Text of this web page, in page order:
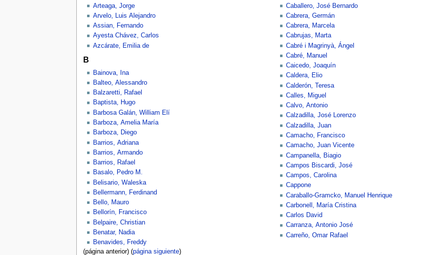
Arteaga, Jorge
Arvelo, Luis Alejandro
Assian, Fernando
Ayesta Chávez, Carlos
Azcárate, Emilia de
B
Bainova, Ina
Balteo, Alessandro
Balzaretti, Rafael
Baptista, Hugo
Barbosa Galán, William Elí
Barboza, Amelia María
Barboza, Diego
Barrios, Adriana
Barrios, Armando
Barrios, Rafael
Basalo, Pedro M.
Belisario, Waleska
Bellermann, Ferdinand
Bello, Mauro
Bellorín, Francisco
Belpaire, Christian
Benatar, Nadia
Benavides, Freddy
Caballero, José Bernardo
Cabrera, Germán
Cabrera, Marcela
Cabrujas, Marta
Cabré i Magrinyà, Ángel
Cabré, Manuel
Caicedo, Joaquín
Caldera, Elio
Calderón, Teresa
Calles, Miguel
Calvo, Antonio
Calzadilla, José Lorenzo
Calzadilla, Juan
Camacho, Francisco
Camacho, Juan Vicente
Campanella, Biagio
Campos Biscardi, José
Campos, Carolina
Cappone
Caraballo-Gramcko, Manuel Henrique
Carbonell, María Cristina
Carlos David
Carranza, Antonio José
Carreño, Omar Rafael
(página anterior) (página siguiente)